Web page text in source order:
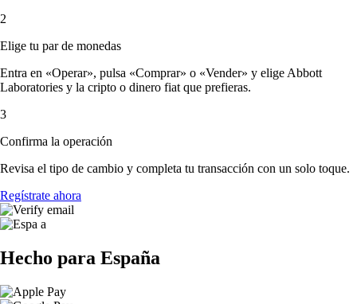
2
Elige tu par de monedas
Entra en «Operar», pulsa «Comprar» o «Vender» y elige Abbott
Laboratories y la cripto o dinero fiat que prefieras.
3
Confirma la operación
Revisa el tipo de cambio y completa tu transacción con un solo toque.
Regístrate ahora
Hecho para España